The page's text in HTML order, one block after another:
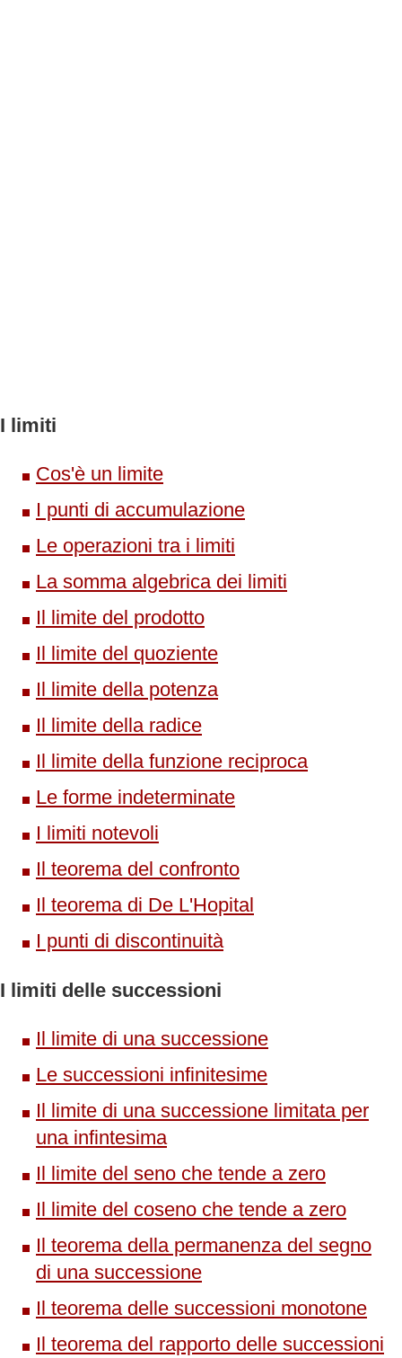
I limiti
Cos'è un limite
I punti di accumulazione
Le operazioni tra i limiti
La somma algebrica dei limiti
Il limite del prodotto
Il limite del quoziente
Il limite della potenza
Il limite della radice
Il limite della funzione reciproca
Le forme indeterminate
I limiti notevoli
Il teorema del confronto
Il teorema di De L'Hopital
I punti di discontinuità
I limiti delle successioni
Il limite di una successione
Le successioni infinitesime
Il limite di una successione limitata per
una infintesima
Il limite del seno che tende a zero
Il limite del coseno che tende a zero
Il teorema della permanenza del segno
di una successione
Il teorema delle successioni monotone
Il teorema del rapporto delle successioni